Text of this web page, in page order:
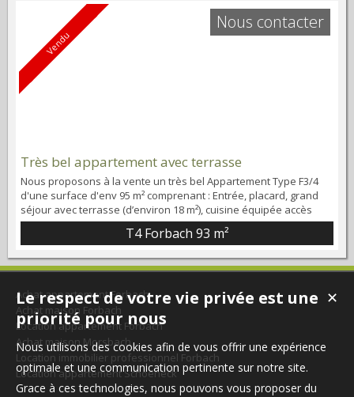
Garage PRIV...
Vendu
Très bel appartement avec terrasse
Nous proposons à la vente un très bel Appartement Type F3/4
d'une surface d'env 95 m² comprenant : Entrée, placard, grand
séjour avec terrasse (d’environ 18 m²), cuisine équipée accès
terrasse, dégagement, placards, 2 chambres (dont 1 avec petit
balcon), 1 bureau, salle de bains, toilettes (séparés). En annexe :
T4 Forbach 93 m²
Nous contacter
Achat appartement Forbach
Achat maison Forbach
Location appartement Forbach
Achat maison Morsbach
Location immobilier professionnel Forbach
Location appartement Schoeneck
✕
Le respect de votre vie privée est une
priorité pour nous
Nous utilisons des cookies afin de vous offrir une expérience
optimale et une communication pertinente sur notre site.
Grace à ces technologies, nous pouvons vous proposer du